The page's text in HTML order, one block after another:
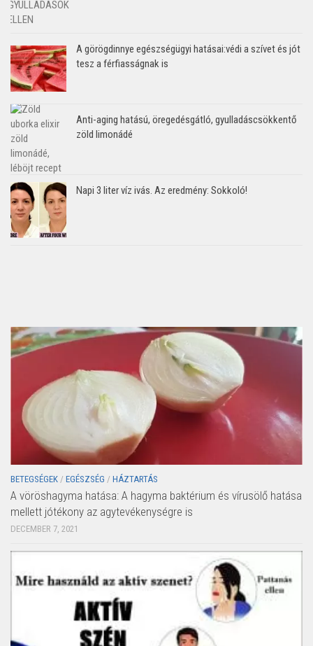
A görögdinnye egészségügyi hatásai:védi a szívet és jót
tesz a férfiasságnak is
Anti-aging hatású, öregedésgátló, gyulladáscsökkentő
zöld limonádé
Napi 3 liter víz ivás. Az eredmény: Sokkoló!
BETEGSÉGEK / EGÉSZSÉG / HÁZTARTÁS
A vöröshagyma hatása: A hagyma baktérium és vírusölő hatása
mellett jótékony az agytevékenységre is
DECEMBER 7, 2021